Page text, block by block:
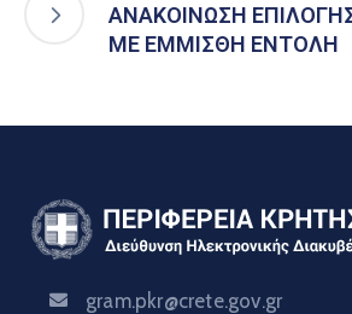
ΑΝΑΚΟΙΝΩΣΗ
ΜΕ ΕΜΜΙΣΘΗ ΕΝΤΟΛΗ
gram.pkr@crete.gov.gr